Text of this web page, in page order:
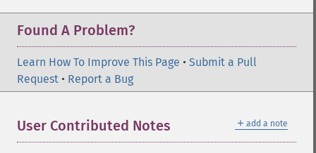
Found A Problem?
Learn How To Improve This Page • Submit a Pull
Request • Report a Bug
＋ add a note
User Contributed Notes